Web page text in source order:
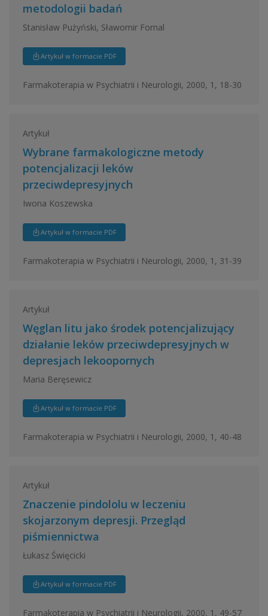
metodologii badań
Stanisław Pużyński, Sławomir Fornal
Artykuł w formacie PDF
Farmakoterapia w Psychiatrii i Neurologii, 2000, 1, 18-30
Artykuł
Wybrane farmakologiczne metody
potencjalizacji leków
przeciwdepresyjnych
Iwona Koszewska
Artykuł w formacie PDF
Farmakoterapia w Psychiatrii i Neurologii, 2000, 1, 31-39
Artykuł
Węglan litu jako środek potencjalizujący
działanie leków przeciwdepresyjnych w
depresjach lekoopornych
Maria Beręsewicz
Artykuł w formacie PDF
Farmakoterapia w Psychiatrii i Neurologii, 2000, 1, 40-48
Artykuł
Znaczenie pindololu w leczeniu
skojarzonym depresji. Przegląd
piśmiennictwa
Łukasz Święcicki
Artykuł w formacie PDF
Farmakoterapia w Psychiatrii i Neurologii, 2000, 1, 49-57